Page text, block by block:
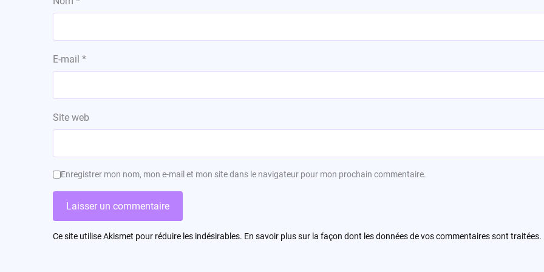
E-mail *
Site web
Enregistrer mon nom, mon e-mail et mon site dans le navigateur pour mon prochain commentaire.
Ce site utilise Akismet pour réduire les indésirables. En savoir plus sur la façon dont les données de vos commentaires sont traitées.